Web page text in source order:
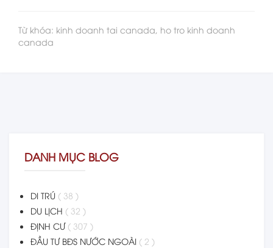
Từ khóa: kinh doanh tai canada, ho tro kinh doanh
canada
DANH MỤC BLOG
DI TRÚ ( 38 )
DU LỊCH ( 32 )
ĐỊNH CƯ ( 307 )
ĐẦU TƯ BĐS NƯỚC NGOÀI ( 2 )